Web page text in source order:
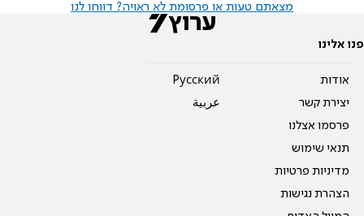
מצאתם טעות או פרסומת לא ראויה? דווחו לנו
פנו אלינו
אודות
יצירת קשר
פרסמו אצלנו
תנאי שימוש
מדיניות פרטיות
הצהרת נגישות
Pусский
عربية